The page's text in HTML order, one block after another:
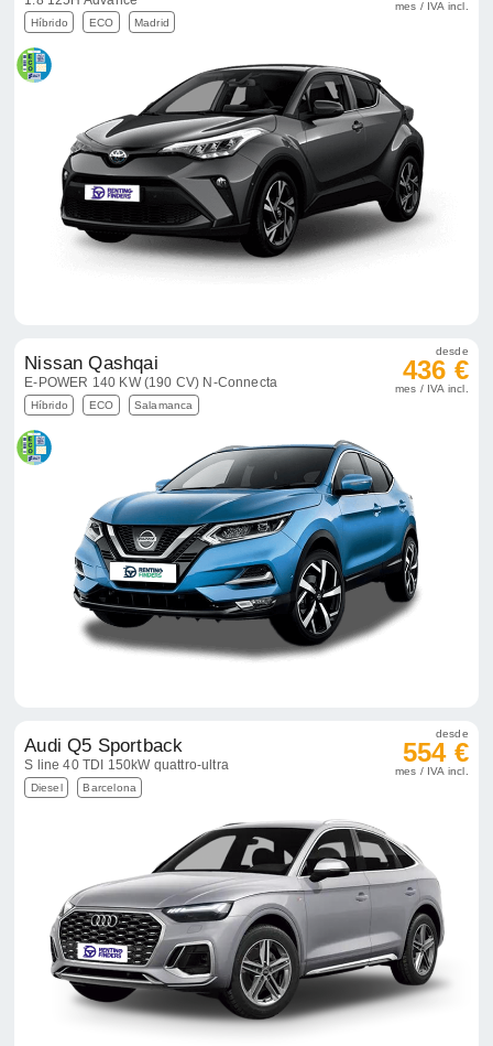
Híbrido ECO Madrid
mes / IVA incl.
Nissan Qashqai
E-POWER 140 KW (190 CV) N-Connecta
Híbrido ECO Salamanca
desde
436 €
mes / IVA incl.
Audi Q5 Sportback
S line 40 TDI 150kW quattro-ultra
Diesel Barcelona
desde
554 €
mes / IVA incl.